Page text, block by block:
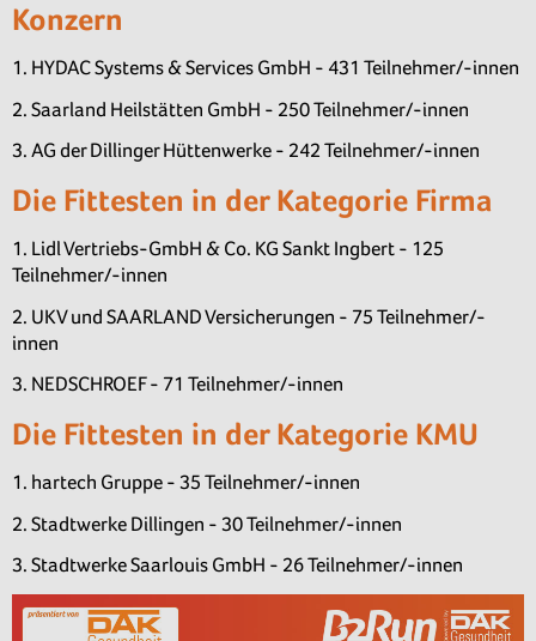
Konzern
1. HYDAC Systems & Services GmbH - 431 Teilnehmer/-innen
2. Saarland Heilstätten GmbH - 250 Teilnehmer/-innen
3. AG der Dillinger Hüttenwerke - 242 Teilnehmer/-innen
Die Fittesten in der Kategorie Firma
1. Lidl Vertriebs-GmbH & Co. KG Sankt Ingbert - 125
Teilnehmer/-innen
2. UKV und SAARLAND Versicherungen - 75 Teilnehmer/-
innen
3. NEDSCHROEF - 71 Teilnehmer/-innen
Die Fittesten in der Kategorie KMU
1. hartech Gruppe - 35 Teilnehmer/-innen
2. Stadtwerke Dillingen - 30 Teilnehmer/-innen
3. Stadtwerke Saarlouis GmbH - 26 Teilnehmer/-innen